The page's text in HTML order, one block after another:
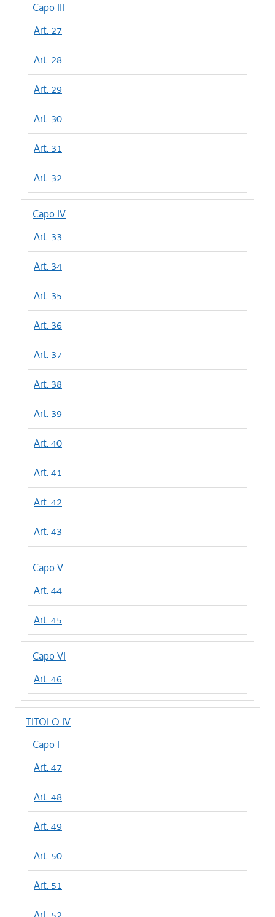
Capo III
Art. 27
Art. 28
Art. 29
Art. 30
Art. 31
Art. 32
Capo IV
Art. 33
Art. 34
Art. 35
Art. 36
Art. 37
Art. 38
Art. 39
Art. 40
Art. 41
Art. 42
Art. 43
Capo V
Art. 44
Art. 45
Capo VI
Art. 46
TITOLO IV
Capo I
Art. 47
Art. 48
Art. 49
Art. 50
Art. 51